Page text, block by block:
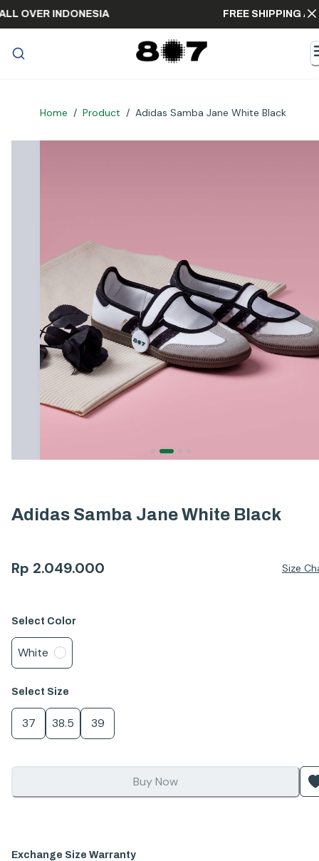
ALL OVER INDONESIA FREE
Home / Product / Adidas Samba Jane White Black
Adidas Samba Jane White Black
Rp 2.049.000 Size
Select Color
White
Select Size
37 38.5 39
Buy Now
Exchange Size Warranty